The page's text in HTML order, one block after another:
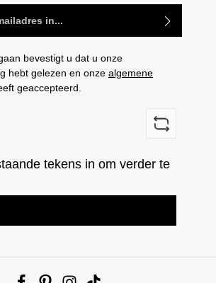
bevestigt u dat u onze
hebt gelezen en onze algemene
geaccepteerd.
tekens in om verder te